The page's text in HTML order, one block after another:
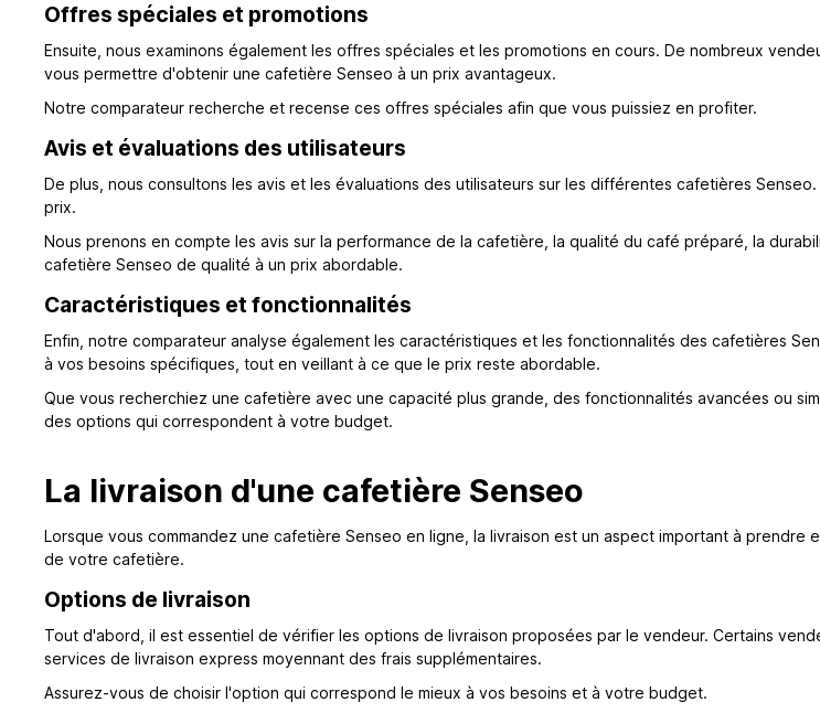
Offres spéciales et promotions
Ensuite, nous examinons également les offres spéciales et les promotions en cours. De nombreux
vous permettre d'obtenir une cafetière Senseo à un prix avantageux.
Notre comparateur recherche et recense ces offres spéciales afin que vous puissiez en profiter.
Avis et évaluations des utilisateurs
De plus, nous consultons les avis et les évaluations des utilisateurs sur les différentes cafetières
prix.
Nous prenons en compte les avis sur la performance de la cafetière, la qualité du café préparé, la
cafetière Senseo de qualité à un prix abordable.
Caractéristiques et fonctionnalités
Enfin, notre comparateur analyse également les caractéristiques et les fonctionnalités des cafetières
à vos besoins spécifiques, tout en veillant à ce que le prix reste abordable.
Que vous recherchiez une cafetière avec une capacité plus grande, des fonctionnalités avancées ou
des options qui correspondent à votre budget.
La livraison d'une cafetière Senseo
Lorsque vous commandez une cafetière Senseo en ligne, la livraison est un aspect important à
de votre cafetière.
Options de livraison
Tout d'abord, il est essentiel de vérifier les options de livraison proposées par le vendeur. Certains
services de livraison express moyennant des frais supplémentaires.
Assurez-vous de choisir l'option qui correspond le mieux à vos besoins et à votre budget.